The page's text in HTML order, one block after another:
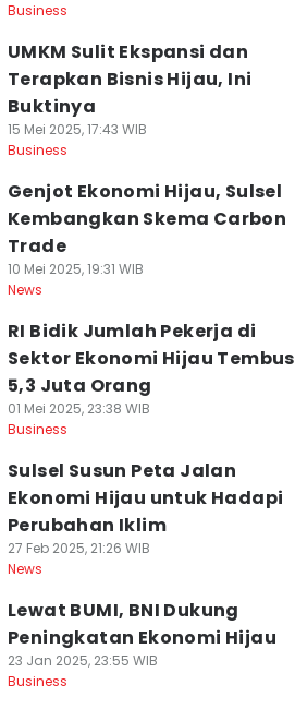
Business
UMKM Sulit Ekspansi dan
Terapkan Bisnis Hijau, Ini
Buktinya
15 Mei 2025, 17:43 WIB
Business
Genjot Ekonomi Hijau, Sulsel
Kembangkan Skema Carbon
Trade
10 Mei 2025, 19:31 WIB
News
RI Bidik Jumlah Pekerja di
Sektor Ekonomi Hijau Tembus
5,3 Juta Orang
01 Mei 2025, 23:38 WIB
Business
Sulsel Susun Peta Jalan
Ekonomi Hijau untuk Hadapi
Perubahan Iklim
27 Feb 2025, 21:26 WIB
News
Lewat BUMI, BNI Dukung
Peningkatan Ekonomi Hijau
23 Jan 2025, 23:55 WIB
Business